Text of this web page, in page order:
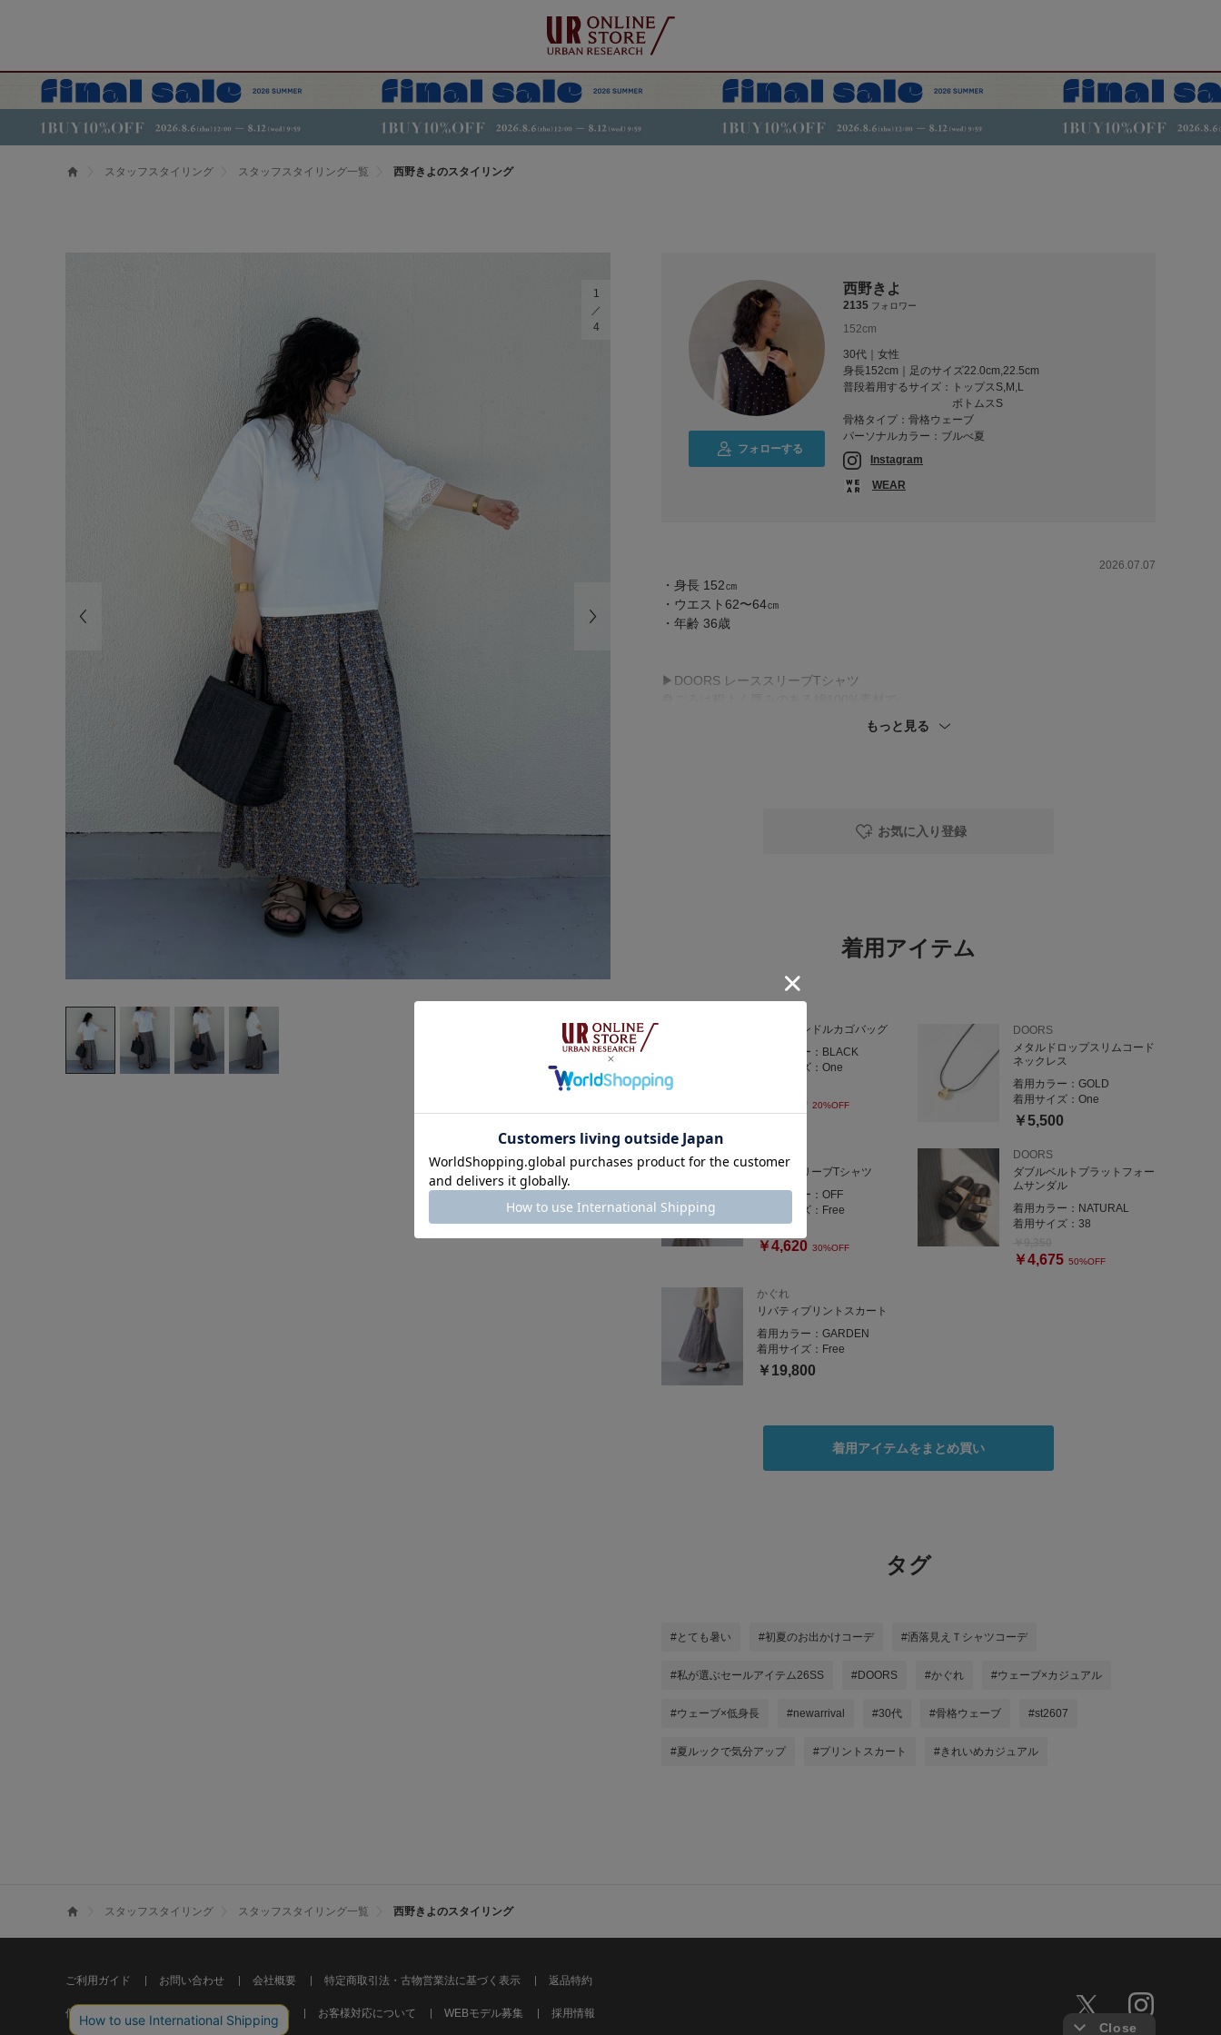
スタッフスタイリング スタッフスタイリング一覧 西野きよのスタイリング
1
4
フォローする
西野きよ
2135 フォロワー
152cm
30代｜女性
身長152cm｜足のサイズ22.0cm,22.5cm
普段着用するサイズ：
トップスS,M,L
ボトムスS
骨格タイプ：骨格ウェーブ
パーソナルカラー：ブルべ夏
Instagram
WEAR
2026.07.07
・身長 152㎝
・ウエスト62〜64㎝
・年齢 36歳
▶︎DOORS レーススリーブTシャツ
私の体型で腰〜ヒップの始まりが隠れる着丈です。
▶︎かぐれ リバティプリントスカート
裏地があるので透け感は気になりません。
(洗濯機洗いOK🧺)
フラットシューズでも問題なく履けます🤗
ふんわり大人フレアなシルエット💭🌸
もっと見る
お気に入り登録
着用アイテム
ソフトハンドルカゴバッグ
着用カラー： BLACK
着用サイズ： One
￥6,160 20%OFF
DOORS
メタルドロップスリムコード
ネックレス
着用カラー： GOLD
着用サイズ： One
￥5,500
レーススリーブTシャツ
着用カラー： OFF
着用サイズ： Free
￥4,620 30%OFF
DOORS
ダブルベルトプラットフォー
ムサンダル
着用カラー： NATURAL
着用サイズ： 38
￥4,675 50%OFF
かぐれ
リバティプリントスカート
着用カラー： GARDEN
着用サイズ： Free
￥19,800
着用アイテムをまとめ買い
タグ
#とても暑い #初夏のお出かけコーデ #洒落見えＴシャツコーデ
#私が選ぶセールアイテム26SS #DOORS #かぐれ #ウェーブ×カジュアル
#ウェーブ×低身長 #newarrival #30代 #骨格ウェーブ #st2607
#夏ルックで気分アップ #プリントスカート #きれいめカジュアル
スタッフスタイリング スタッフスタイリング一覧 西野きよのスタイリング
ご利用ガイド お問い合わせ 会社概要 特定商取引法・古物営業法に基づく表示 返品特約
個人情報の取り扱いについて ご利用規約 お客様対応について WEBモデル募集 採用情報